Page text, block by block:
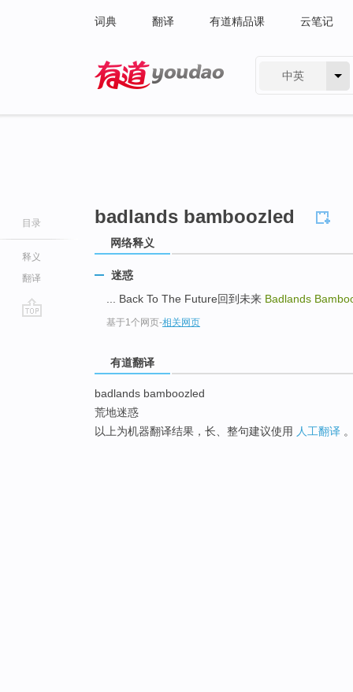
词典 翻译 有道精品课 云笔记
中英
目录
释义
翻译
badlands bamboozled
网络释义
迷惑
... Back To The Future回到未来 Badlands
基于1个网页-相关网页
有道翻译
badlands bamboozled
荒地迷惑
以上为机器翻译结果，长、整句建议使用 人工翻译